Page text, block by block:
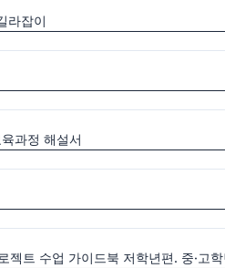
라잡이
과정 해설서
젝트 수업 가이드북 저학년편. 중·고학